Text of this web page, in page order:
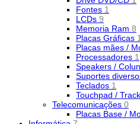
Fontes 1
LCDs 9
Memoria Ram 8
Placas Gráficas 1
Placas mães /
Processadores 1
Speakers /
Suportes
Teclados 1
Touchpad /
Telecomunicações 0
Placas Base /